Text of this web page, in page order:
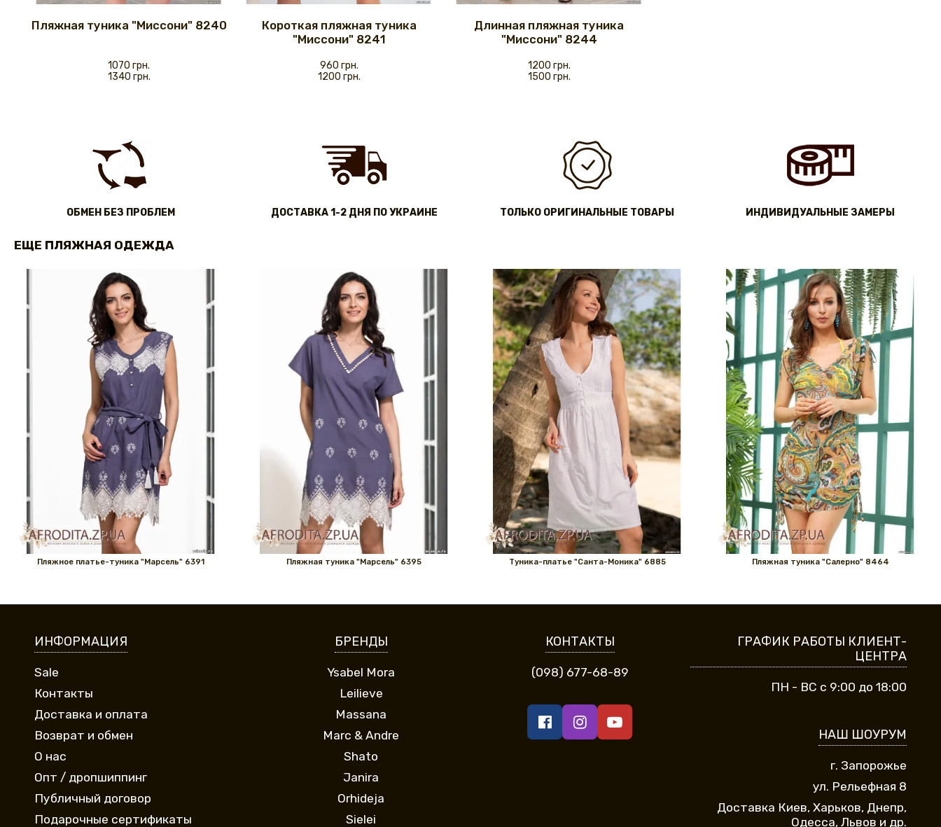
Пляжная туника "Миссони" 8240
1070 грн.
1340 грн.
Короткая пляжная туника
"Миссони" 8241
960 грн.
1200 грн.
Длинная пляжная туника
"Миссони" 8244
1200 грн.
1500 грн.
ОБМЕН БЕЗ ПРОБЛЕМ ДОСТАВКА 1-2 ДНЯ ПО УКРАИНЕ ТОЛЬКО ОРИГИНАЛЬНЫЕ ТОВАРЫ ИНДИВИДУАЛЬНЫЕ ЗАМЕРЫ
ЕЩЕ ПЛЯЖНАЯ ОДЕЖДА
Пляжное платье-туника "Марсель" 6391 Пляжная туника "Марсель" 6395 Туника-платье "Санта-Моника" 6885 Пляжная туника "Салерно" 8464
ИНФОРМАЦИЯ
Sale
Контакты
Доставка и оплата
Возврат и обмен
О нас
Опт / дропшиппинг
Публичный договор
Подарочные сертификаты
БРЕНДЫ
Ysabel Mora
Leilieve
Massana
Marc & Andre
Shato
Janira
Orhideja
Sielei
КОНТАКТЫ
(098) 677-68-89
ГРАФИК РАБОТЫ КЛИЕНТ-
ЦЕНТРА
ПН - ВС с 9:00 до 18:00
НАШ ШОУРУМ
г. Запорожье
ул. Рельефная 8
Доставка Киев, Харьков, Днепр,
Одесса, Львов и др.